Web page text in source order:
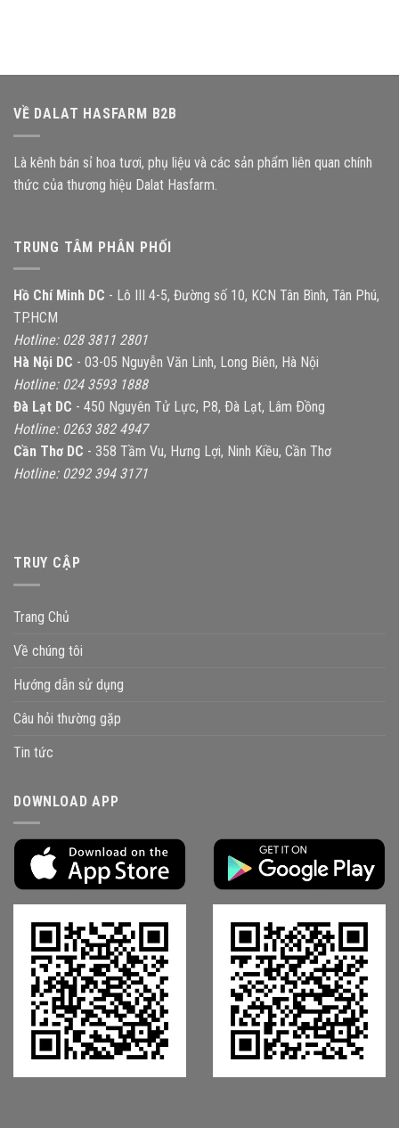
VỀ DALAT HASFARM B2B
Là kênh bán sỉ hoa tươi, phụ liệu và các sản phẩm liên quan chính
thức của thương hiệu Dalat Hasfarm.
TRUNG TÂM PHÂN PHỐI
Hồ Chí Minh DC - Lô III 4-5, Đường số 10, KCN Tân Bình, Tân Phú,
TP.HCM
Hotline: 028 3811 2801
Hà Nội DC - 03-05 Nguyễn Văn Linh, Long Biên, Hà Nội
Hotline: 024 3593 1888
Đà Lạt DC - 450 Nguyên Tử Lực, P.8, Ðà Lạt, Lâm Ðồng
Hotline: 0263 382 4947
Cần Thơ DC - 358 Tầm Vu, Hưng Lợi, Ninh Kiều, Cần Thơ
Hotline: 0292 394 3171
TRUY CẬP
Trang Chủ
Về chúng tôi
Hướng dẫn sử dụng
Câu hỏi thường gặp
Tin tức
DOWNLOAD APP